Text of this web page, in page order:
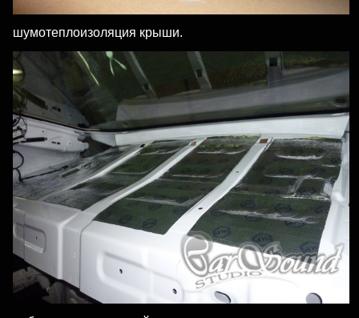
шумотеплоизоляция крыши.